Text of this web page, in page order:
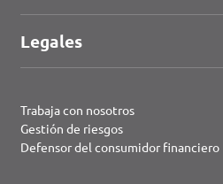
Legales
Trabaja con nosotros
Gestión de riesgos
Defensor del consumidor financiero